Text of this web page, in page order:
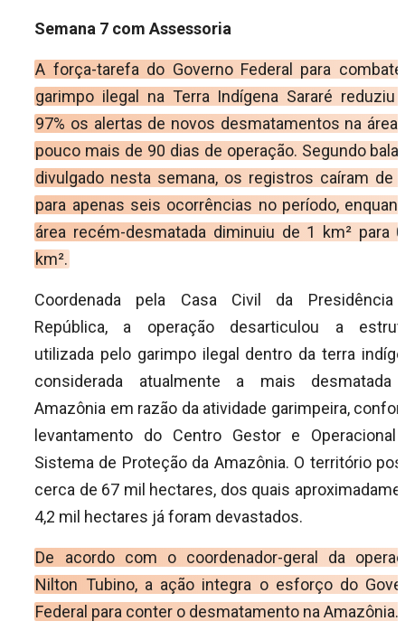
Semana 7 com Assessoria
A força-tarefa do Governo Federal para
garimpo ilegal na Terra Indígena Sararé reduziu
97% os alertas de novos desmatamentos na área
pouco mais de 90 dias de operação. Segundo
divulgado nesta semana, os registros caíram de
para apenas seis ocorrências no período,
área recém-desmatada diminuiu de 1 km² para
km².
Coordenada pela Casa Civil da Presidência
República, a operação desarticulou a
utilizada pelo garimpo ilegal dentro da terra
considerada atualmente a mais desmatada
Amazônia em razão da atividade garimpeira,
levantamento do Centro Gestor e Operacional
Sistema de Proteção da Amazônia. O território
cerca de 67 mil hectares, dos quais
4,2 mil hectares já foram devastados.
De acordo com o coordenador-geral da
Nilton Tubino, a ação integra o esforço do
Federal para conter o desmatamento na Amazônia.